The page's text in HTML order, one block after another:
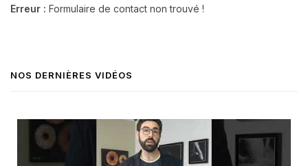
Erreur : Formulaire de contact non trouvé !
NOS DERNIÈRES VIDÉOS